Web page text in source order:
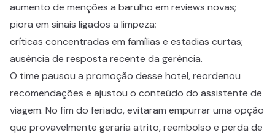
aumento de menções a barulho em reviews novas;
piora em sinais ligados a limpeza;
críticas concentradas em famílias e estadias curtas;
ausência de resposta recente da gerência.
O time pausou a promoção desse hotel, reordenou
recomendações e ajustou o conteúdo do assistente de
viagem. No fim do feriado, evitaram empurrar uma opção
que provavelmente geraria atrito, reembolso e perda de